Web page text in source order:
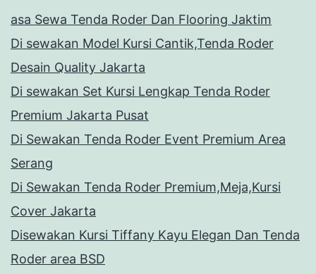
asa Sewa Tenda Roder Dan Flooring Jaktim
Di sewakan Model Kursi Cantik,Tenda Roder
Desain Quality Jakarta
Di sewakan Set Kursi Lengkap Tenda Roder
Premium Jakarta Pusat
Di Sewakan Tenda Roder Event Premium Area
Serang
Di Sewakan Tenda Roder Premium,Meja,Kursi
Cover Jakarta
Disewakan Kursi Tiffany Kayu Elegan Dan Tenda
Roder area BSD